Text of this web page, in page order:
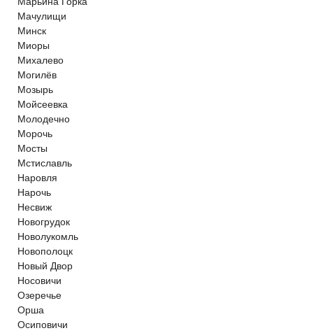
Мачулищи
Минск
Миоры
Михалево
Могилёв
Мозырь
Мойсеевка
Молодечно
Морочь
Мосты
Мстиславль
Наровля
Нарочь
Несвиж
Новогрудок
Новолукомль
Новополоцк
Новый Двор
Носовичи
Озеречье
Орша
Осиповичи